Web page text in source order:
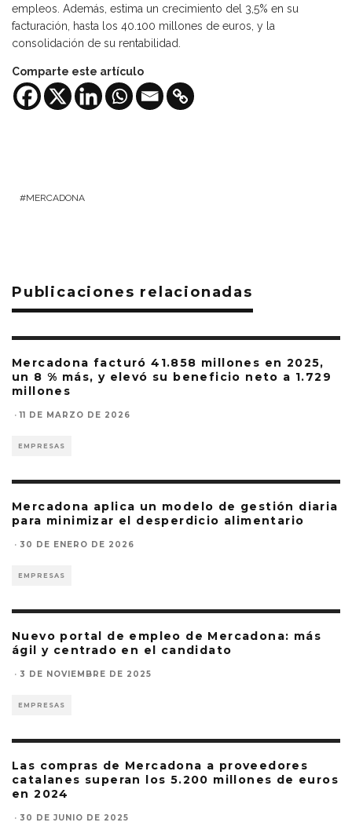
empleos. Además, estima un crecimiento del 3,5% en su
facturación, hasta los 40.100 millones de euros, y la
consolidación de su rentabilidad.
Comparte este artículo
MERCADONA
Publicaciones relacionadas
Mercadona facturó 41.858 millones en 2025,
un 8 % más, y elevó su beneficio neto a 1.729
millones
· 11 DE MARZO DE 2026
EMPRESAS
Mercadona aplica un modelo de gestión diaria
para minimizar el desperdicio alimentario
· 30 DE ENERO DE 2026
EMPRESAS
Nuevo portal de empleo de Mercadona: más
ágil y centrado en el candidato
· 3 DE NOVIEMBRE DE 2025
EMPRESAS
Las compras de Mercadona a proveedores
catalanes superan los 5.200 millones de euros
en 2024
· 30 DE JUNIO DE 2025